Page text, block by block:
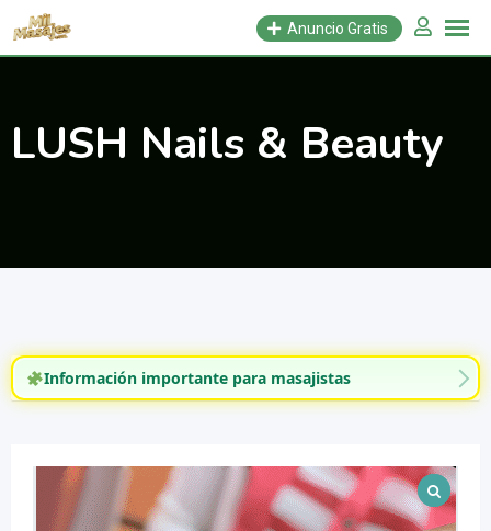
Saltar
Anuncio Gratis
LUSH Nails & Beauty
Información importante para masajistas